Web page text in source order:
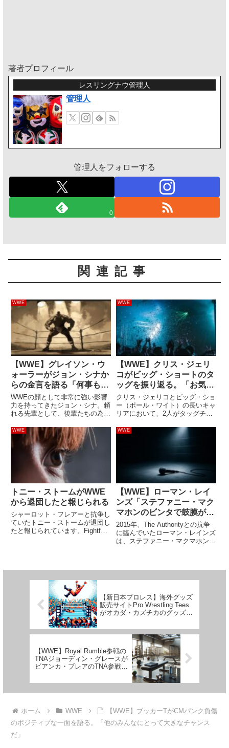
著者プロフィール
レスリングナウ管理人
管理人
管理人をフォローする
0
関連記事
WWE
【WWE】グレイソン・ウ
ォーラーがジョン・シナか
らの金言を語る「何事も、
『やらされる』ではなく
『やらせてもらえる』だ
よ」
WWEの顔として非常に強い影響
力を持ってきたジョン・シナ。頼
れる先輩として、後輩たちの為に
した。そんな彼の言葉を大事にし
ているWWEスーパースターの一
人がグレイソン・ウォーラー。最
新のインタビューで「WWEで
WWE
【WWE】クリス・ジェリ
コがビッグ・ショートのタ
ッグを振り返る。「お気に
入りだ。俺が彼を巨大な破
壊者にした」
クリス・ジェリコとビッグ・ショ
ー（ポール・ワイト）の長いキャ
リアにおいて、2人がタッグチー
いた時期は良い思い出になってい
ます。試合数はわずかですが、
2009年に世界タッグ王座を獲
得。最新のインタビュー...
WWE
トニー・ストームがWWE
から退団したと報じられる
シャーロット・フレアーと抗争し
ていたトニー・ストームが退団し
たと報じられています。Fightful
避義務が課せられるため...
WWE
【WWE】ローマン・レイ
ンズ「ステファニー・マク
マホンのビンタで鼓膜が破
れた。やるならちゃんと引
っ叩いてくれよな」
2015年、The Authorityとの抗争
に臨んでいたローマン・レインズ
は、ステファニー・マクマホンの
ンタで鼓...
【新日本プロレス】海外グッズ
販売サイトPro Wrestling Tees
がオカダ・カズチカのグッズ販
【WWE】Royal Rumble参戦の
TNAジョーディン・グレースが
ビアンカ・ブレアのTNA参戦を
ホーム WWE
【WWE】ブッカーTがCMパンク負傷
のポジティブな一面を語る。「他のみんなにとって大きなチャンス
だ」